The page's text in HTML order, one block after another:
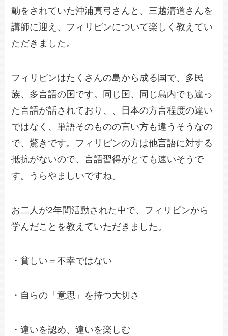
動をされていた沖浦真弓さんと、三越清道さんを
講師に迎え、フィリピンについて楽しく教えてい
ただきました。
フィリピンはたくさんの島から成る国で、多民
族、多言語の国です。同じ国、同じ島内でも違っ
た言語が話されており、、日本の方言程度の違い
ではなく、単語そのものの言い方も違うそうなの
で、驚きです。フィリピンの方は他言語に対する
抵抗がないので、言語習得がとても速いそうで
す。うらやましいですね。
お二人が2年間活動された中で、フィリピンから
学んだことを教えていただきました。
・貧しい＝不幸ではない
・自らの「意思」を持つ大切さ
・違いを認め、違いを楽しむ